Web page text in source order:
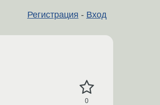
Регистрация - Вход
0